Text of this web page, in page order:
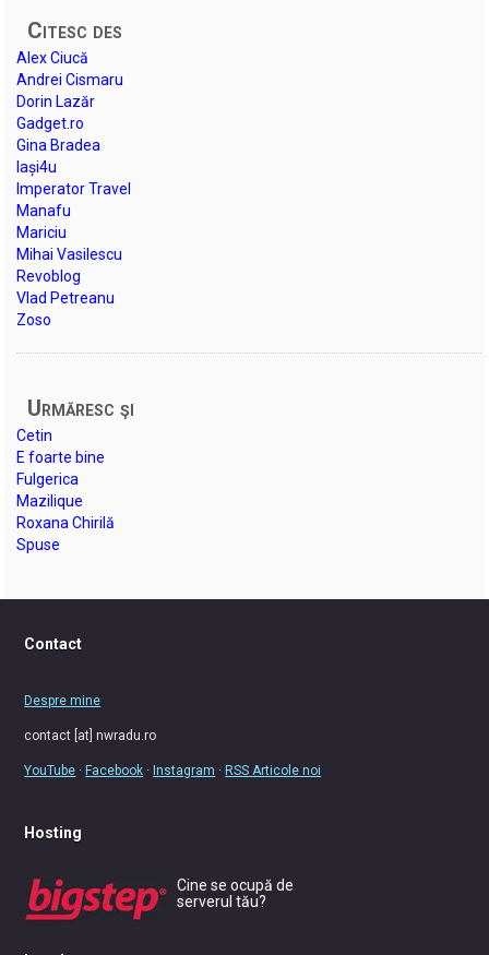
Citesc des
Alex Ciucă
Andrei Cismaru
Dorin Lazăr
Gadget.ro
Gina Bradea
Iași4u
Imperator Travel
Manafu
Mariciu
Mihai Vasilescu
Revoblog
Vlad Petreanu
Zoso
Urmăresc şi
Cetin
E foarte bine
Fulgerica
Mazilique
Roxana Chirilă
Spuse
Contact
Despre mine
contact [at] nwradu.ro
YouTube · Facebook · Instagram · RSS Articole noi
Hosting
Cine se ocupă de
serverul tău?